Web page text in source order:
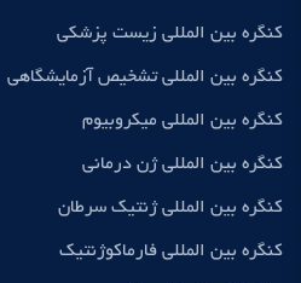
کنگره بین المللی زیست پزشکی
کنگره بین المللی تشخیص آزمایشگاهی
کنگره بین المللی میکروبیوم
کنگره بین المللی ژن درمانی
کنگره بین المللی ژنتیک سرطان
کنگره بین المللی فارماکوژنتیک